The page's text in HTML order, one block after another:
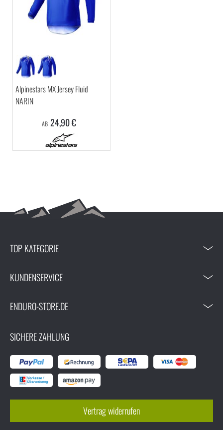
Alpinestars MX Jersey Fluid
NARIN
AB 24,90 €
TOP KATEGORIE
KUNDENSERVICE
ENDURO-STORE.DE
SICHERE ZAHLUNG
Vertrag widerrufen